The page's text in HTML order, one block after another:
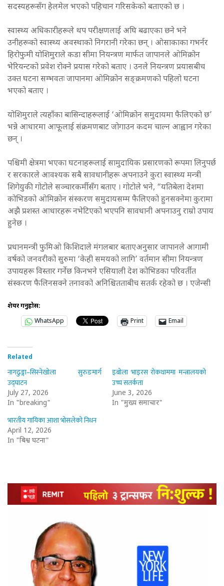
सदस्यहरूसँग हेलमेल भएको पहिचान गरिसकेको बताएको छ ।
स्वास्थ्य अधिकारीहरूले थप परीक्षणलाई अघि बढाएका छने भने
उनीहरूको स्वास्थ्य अवस्थाको निगरानी गरेका छन् । ओसाकाका गभर्नर
हिरोफुमी योशिमुराले कडा सीमा नियन्त्रण मार्फत जापानले ओमिक्रोन
भेरियन्टको प्रवेश रोक्ने प्रयास गरेको बताए । उनले नियन्त्रण प्रयासबीच
उक्त घटना सम्भवतः जापानमा ओमिक्रोन सङ्क्रमणको पहिलो घटना
भएको बताए ।
योशिमुराले त्यहाँका बासिन्दाहरूलाई ‘ओमिक्रोन समुदायमा फैलिएको छ’
भन्ने आधारमा आफूलाई संक्रमणबाट जोगाउन कदम चाल्न आह्वान गरेका
छन् ।
पश्चिमी क्षेत्रमा भएका घटनाहरूलाई सामुदायिक प्रसारणको रूपमा लिनुपर्छ
र सरकारले आवश्यक सबै सावधानीहरू अपनाउने कुरा स्वास्थ्य मन्त्री
शिगेयुकी गोटोले सञ्चारकर्मीसँग बताए । गोटोले भने, “यतिबेला देशमा
कोभिडको ओमिक्रोन संस्करण समुदायसम्म फैलिएको हुनसक्नेमा कुरामा
अझै प्रशस्त आधारहरू नभेटिएको भएपनि सावधानी अपनाउनु राम्रो उपाय
हुनेछ ।
प्रधानमन्त्री फुमिओ किशिदाले मंगलबार बताएअनुसार जापानले आगामी
वर्षको जनवरीको सुरुमा ‘केही समयको लागि’ वर्तमान सीमा नियन्त्रण
उपायहरू विस्तार गर्नेछ किनभने एसियाली देश कोभिडका परिवर्तीत
संस्करण फैलिनसक्ने तनावको अनिश्चितताबीच सतर्क रहेको छ । एजेन्सी
शेयर गर्नुहोस:
WhatsApp
Print Email
Related
नागढुङ्गा–सिस्नेखोला सुरुङमार्ग
उद्घाटन
July 27, 2026
In "breaking"
इबोला भाइरस रोकथाममा मन्त्रालयको
उच्च सतर्कता
June 3, 2026
In "मुख्य समाचार"
भारतीय गायिका आशा भोसलेको निधन
April 12, 2026
In "बिश्व घटना"